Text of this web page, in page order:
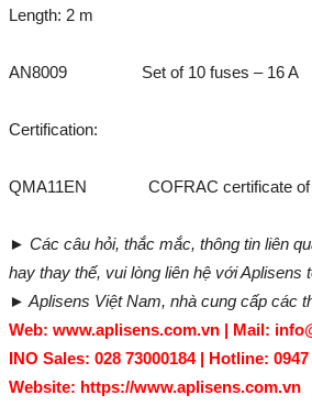
Length: 2 m
AN8009 Set of 10 fuses – 16 A
Certification:
QMA11EN COFRAC certificate of
► Các câu hỏi, thắc mắc, thông tin liên
hay thay thế, vui lòng liên hệ với
► Aplisens Việt Nam, nhà cung cấp các
Web: www.aplisens.com.vn | Mail:
INO Sales: 028 73000184 | Hotline: 0947
Website: https://www.aplisens.com.vn